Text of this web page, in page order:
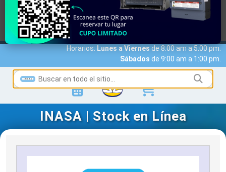
MARCAS ACCESO A CLIENTES
SERVICIOS
NOTICIAS
NOSOTROS
Horarios:Lunes a Viernesde 8:00 am a 5:00 pm.
Sábados de 9:00 am a 1:00 pm.
INASA | Stock en Línea